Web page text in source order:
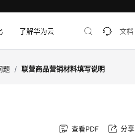
了解华为云 文档
题 / 联营商品营销材料填写说明
查看PDF 分享